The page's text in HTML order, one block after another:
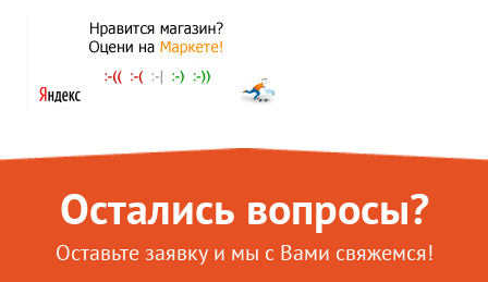
Остались вопросы?
Оставьте заявку и мы с Вами свяжемся!